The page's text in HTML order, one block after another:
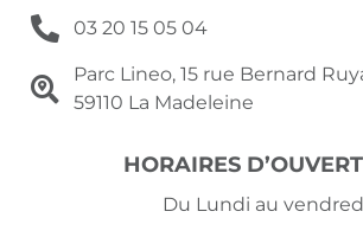
03 20 15 05 04
Parc Lineo, 15 rue Bernard
59110 La Madeleine
HORAIRES
Du Lundi au